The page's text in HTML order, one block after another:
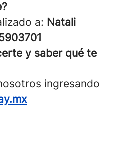
a: Natali
y saber qué te
ingresando